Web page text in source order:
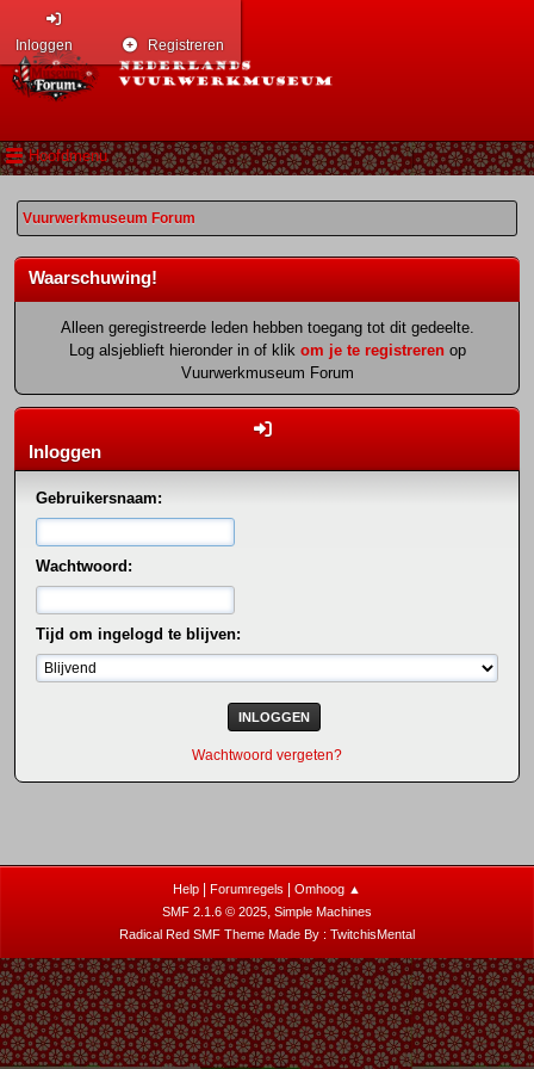
Hoofdmenu
Inloggen Registreren
Vuurwerkmuseum Forum
Waarschuwing!
Alleen geregistreerde leden hebben toegang tot dit gedeelte.
Log alsjeblieft hieronder in of klik om je te registrerenop
Vuurwerkmuseum Forum
Inloggen
Gebruikersnaam:
Wachtwoord:
Tijd om ingelogd te blijven:
Wachtwoord vergeten?
Help Forumregels
Omhoog ▲
SMF 2.1.6 © 2025, Simple Machines
Radical Red SMF Theme Made By : TwitchisMental